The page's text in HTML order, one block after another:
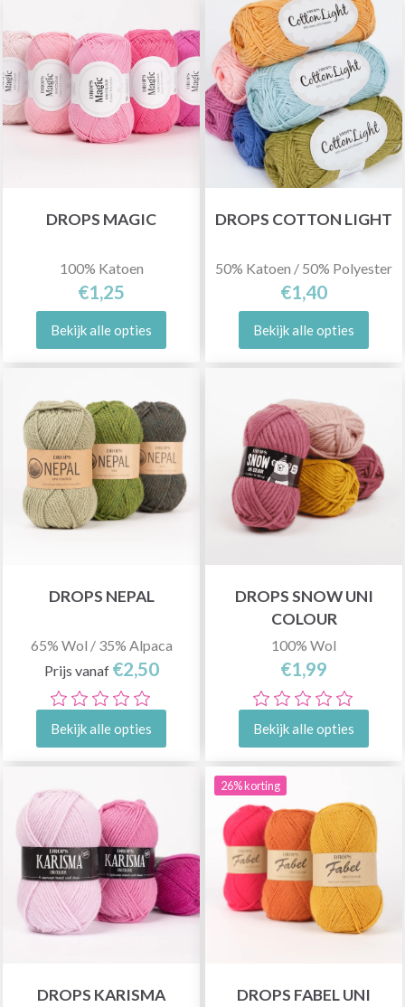
DROPS MAGIC
100% Katoen
€1,25
Bekijk alle opties
DROPS COTTON LIGHT
50% Katoen / 50% Polyester
€1,40
Bekijk alle opties
DROPS NEPAL
65% Wol / 35% Alpaca
Prijs vanaf €2,50
Bekijk alle opties
DROPS SNOW UNI
COLOUR
100% Wol
€1,99
Bekijk alle opties
DROPS KARISMA
26% korting
DROPS FABEL UNI